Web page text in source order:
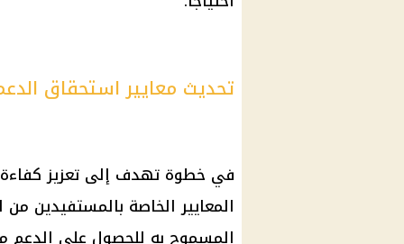
تحديث معايير استحقاق
في خطوة تهدف إلى تعزيز كفاءة
المعايير الخاصة بالمستفيدين من